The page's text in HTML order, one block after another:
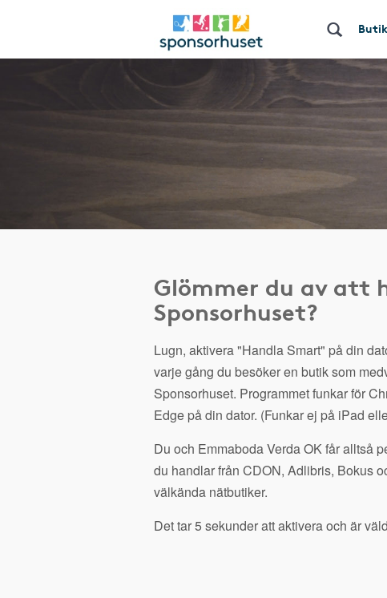
Glömmer du av att
Sponsorhuset?
Lugn, aktivera "Handla Smart" på din
varje gång du besöker en butik som
Sponsorhuset. Programmet funkar för
Edge på din dator. (Funkar ej på iPad
Du och Emmaboda Verda OK får alltså
du handlar från CDON, Adlibris, Bokus
välkända nätbutiker.
Det tar 5 sekunder att aktivera och är